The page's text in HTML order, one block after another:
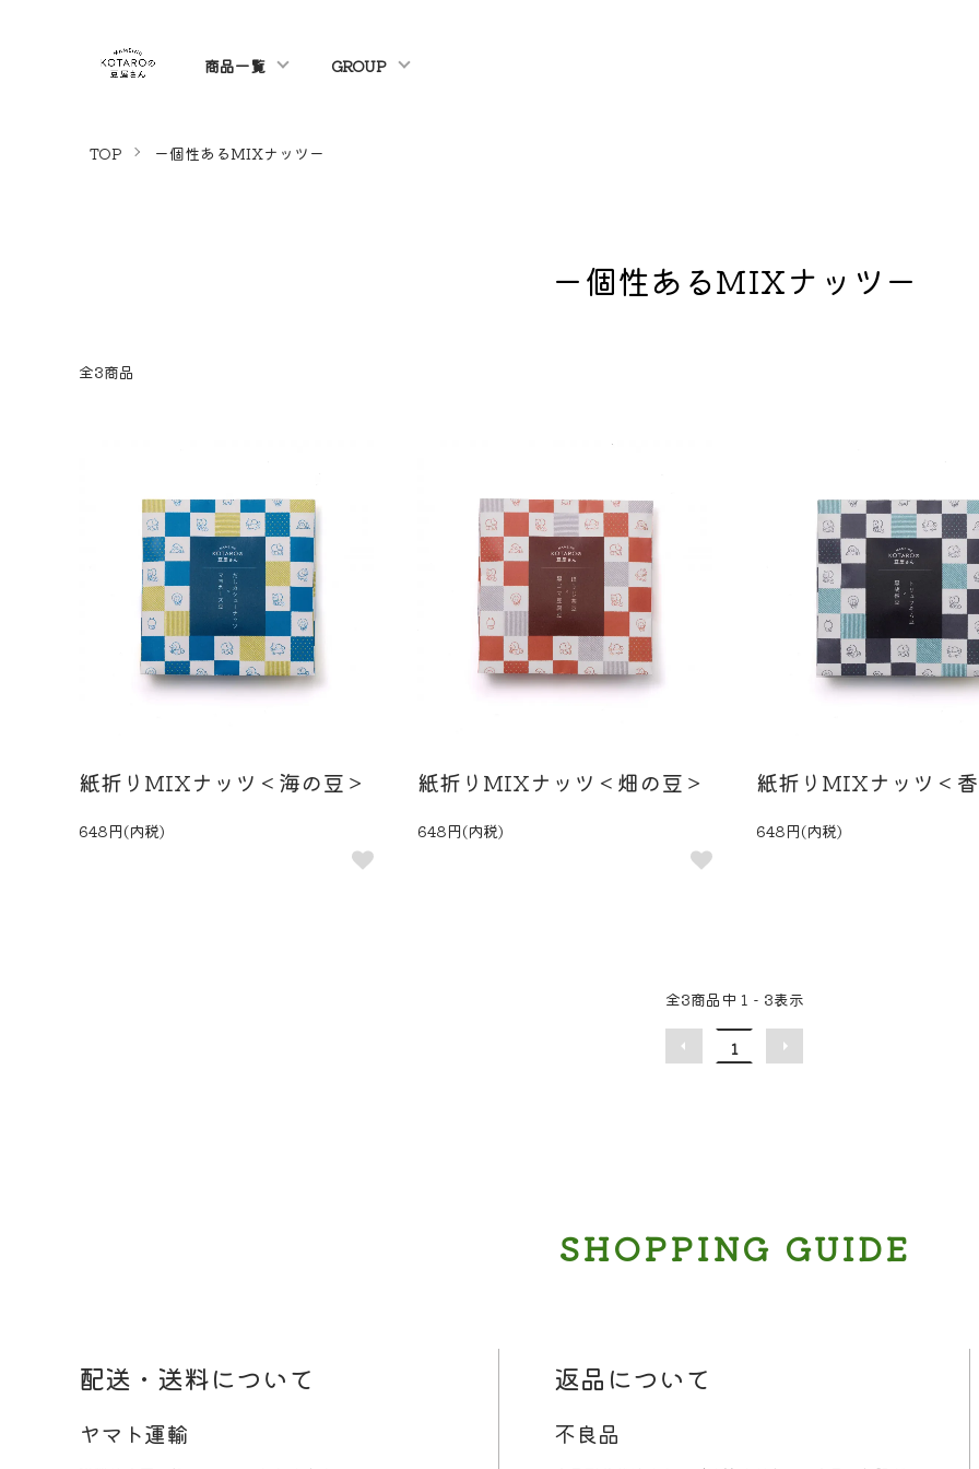
商品一覧 GROUP
TOP ー個性あるMIXナッツー
ー個性あるMIXナッツー
全3商品
紙折りMIXナッツ＜海の豆＞
648円(内税)
紙折りMIXナッツ＜畑の豆＞
648円(内税)
紙折りMIXナッツ＜
648円(内税)
全3商品中 1 - 3表示
1
SHOPPING GUIDE
配送・送料について
ヤマト運輸
返品について
不良品